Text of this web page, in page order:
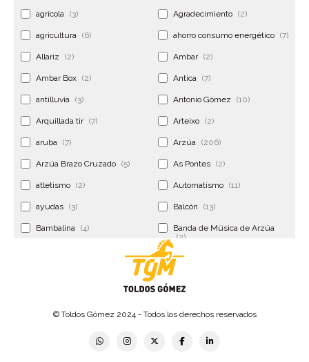
agrícola (3) Agradecimiento (2)
agricultura (6) ahorro consumo energético (7)
Allariz (2) Ambar (2)
Ambar Box (2) Antica (7)
antilluvia (3) Antonio Gómez (10)
Arquillada tir (7) Arteixo (2)
aruba (7) Arzúa (206)
Arzúa Brazo Cruzado (5) As Pontes (2)
atletismo (2) Automatismo (11)
ayudas (3) Balcón (13)
Bambalina (4)
Banda de Música de Arzúa
(2)
Banderolas
Betanzos
© Toldos Gómez 2024 - Todos los derechos reservados